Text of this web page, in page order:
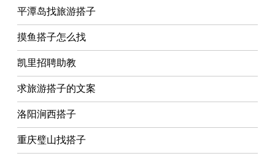
平潭岛找旅游搭子
摸鱼搭子怎么找
凯里招聘助教
求旅游搭子的文案
洛阳涧西搭子
重庆璧山找搭子